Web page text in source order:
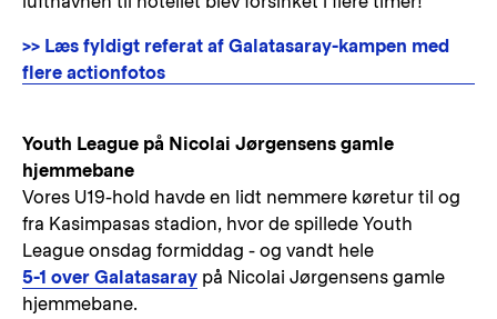
>> Læs fyldigt referat af Galatasaray-kampen med
flere actionfotos
Youth League på Nicolai Jørgensens gamle
hjemmebane
Vores U19-hold havde en lidt nemmere køretur til og
fra Kasimpasas stadion, hvor de spillede Youth
League onsdag formiddag - og vandt hele
5-1 over Galatasaray på Nicolai Jørgensens gamle
hjemmebane.